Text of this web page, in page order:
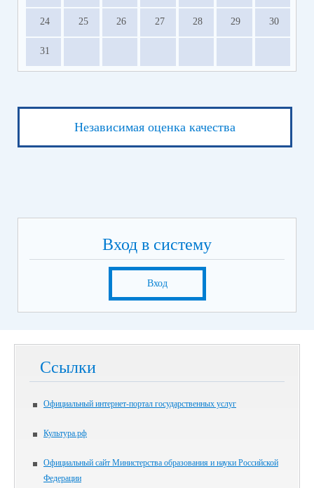
24 25 26 27 28 29 30
31
Независимая оценка качества
Вход в систему
Вход
Ссылки
Официальный интернет-портал государственных услуг
Культура.рф
Официальный сайт Министерства образования и науки Российской
Федерации